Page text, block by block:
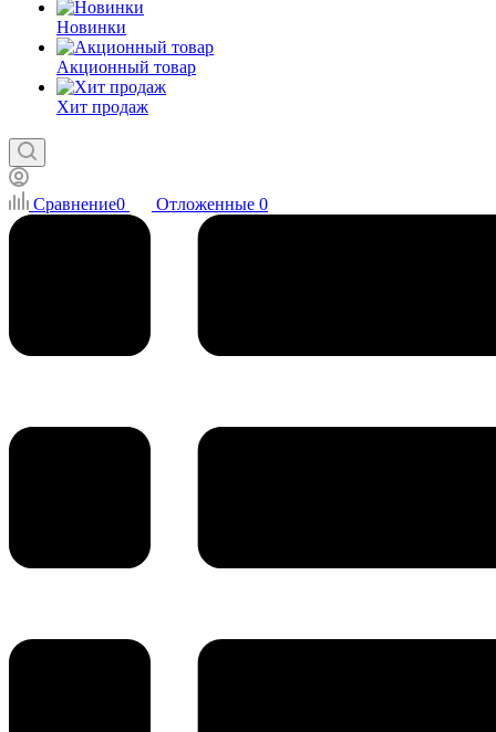
Новинки
Акционный товар
Хит продаж
Сравнение0 Отложенные 0